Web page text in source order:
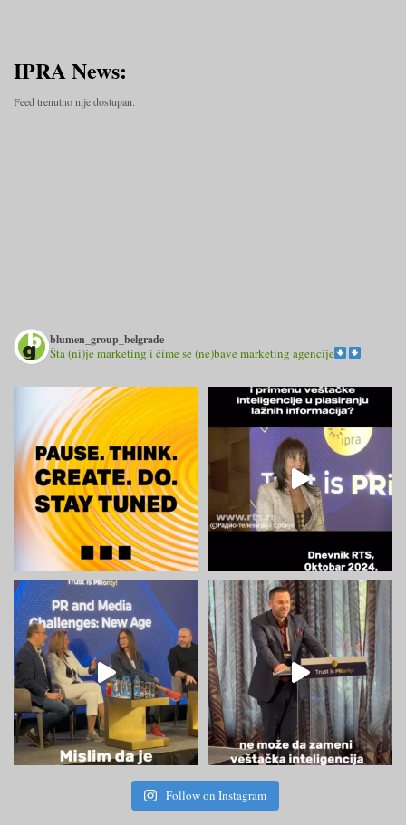
IPRA News:
Feed trenutno nije dostupan.
blumen_group_belgrade
Šta (ni)je marketing i čime se (ne)bave marketing agencije
Follow on Instagram